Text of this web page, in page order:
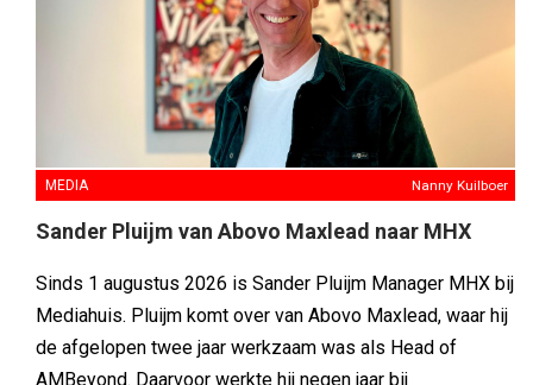
MEDIA Nanny Kuilboer
Sander Pluijm van Abovo Maxlead naar MHX
Sinds 1 augustus 2026 is Sander Pluijm Manager MHX bij
Mediahuis. Pluijm komt over van Abovo Maxlead, waar hij
de afgelopen twee jaar werkzaam was als Head of
AMBeyond. Daarvoor werkte hij negen jaar bij